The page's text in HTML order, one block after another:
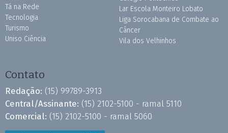
Tá na Rede
Tecnologia
Turismo
Uniso Ciência
Lar Escola Monteiro Lobato
Liga Sorocabana de Combate ao
Câncer
Vila dos Velhinhos
Contato
Redação: (15) 99789-3913
Central/Assinante: (15) 2102-5100 - ramal 5110
Comercial: (15) 2102-5100 - ramal 5060